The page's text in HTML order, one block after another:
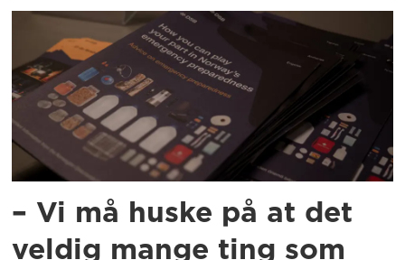
– Vi må huske på at det
veldig mange ting som